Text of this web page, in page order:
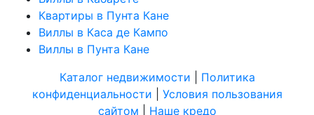
Квартиры в Пунта Кане
Виллы в Каса де Кампо
Виллы в Пунта Кане
Каталог недвижимости
Политика
конфиденциальности
Условия пользования
сайтом
Наше кредо